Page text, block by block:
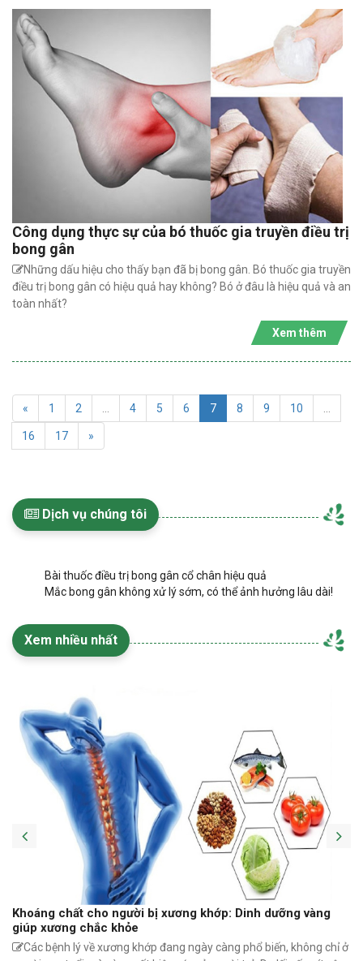
Công dụng thực sự của bó thuốc gia truyền điều trị
bong gân
Những dấu hiệu cho thấy bạn đã bị bong gân. Bó thuốc gia truyền
điều trị bong gân có hiệu quả hay không? Bó ở đâu là hiệu quả và an
toàn nhất?
Xem thêm
« 1 2 4 5 6 7 8 9 10
16 17 »
Dịch vụ chúng tôi
Bài thuốc điều trị bong gân cổ chân hiệu quả
Mắc bong gân không xử lý sớm, có thể ảnh hưởng lâu dài!
Xem nhiều nhất
Khoáng chất cho người bị xương khớp: Dinh dưỡng vàng
giúp xương chắc khỏe
Các bệnh lý về xương khớp đang ngày càng phổ biến, không chỉ ở